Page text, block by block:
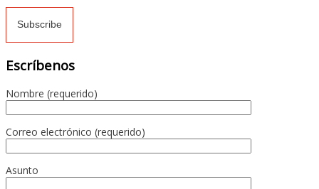
Escríbenos
Nombre (requerido)
Correo electrónico (requerido)
Asunto